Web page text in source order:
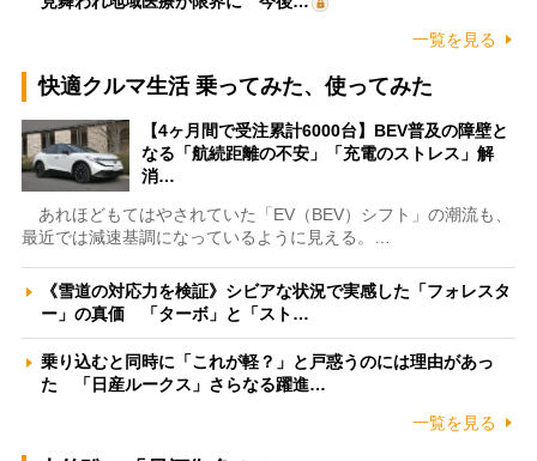
一覧を見る
快適クルマ生活 乗ってみた、使ってみた
【4ヶ月間で受注累計6000台】BEV普及の障壁と
なる「航続距離の不安」「充電のストレス」解
消…
あれほどもてはやされていた「EV（BEV）シフト」の潮流も、
最近では減速基調になっているように見える。…
《雪道の対応力を検証》シビアな状況で実感した「フォレスタ
ー」の真価 「ターボ」と「スト…
乗り込むと同時に「これが軽？」と戸惑うのには理由があっ
た 「日産ルークス」さらなる躍進…
一覧を見る